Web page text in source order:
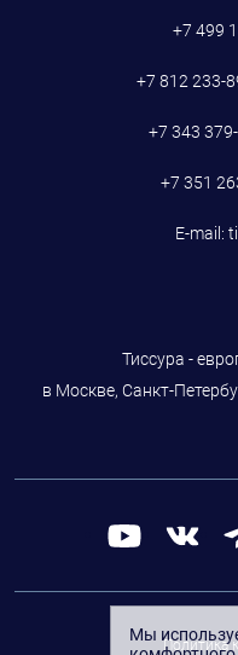
+7 499
+7 812 233-
+7 343
+7 351
E-mail:
Тиссура -
в Москве, Санкт-
Политика
Мы